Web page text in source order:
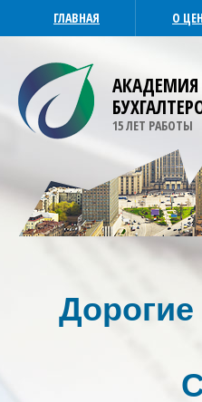
ГЛАВНАЯ О
АКАДЕМИЯ
15 ЛЕТ РАБОТЫ